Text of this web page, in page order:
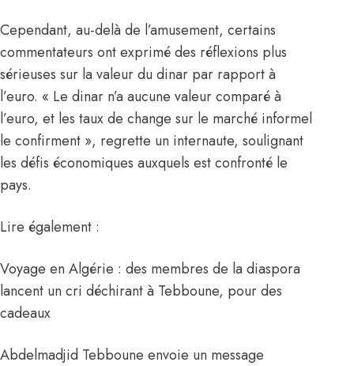
Cependant, au-delà de l’amusement, certains
commentateurs ont exprimé des réflexions plus
sérieuses sur la valeur du dinar par rapport à
l’euro. « Le dinar n’a aucune valeur comparé à
l’euro, et les taux de change sur le marché informel
le confirment », regrette un internaute, soulignant
les défis économiques auxquels est confronté le
pays.
Lire également :
Voyage en Algérie : des membres de la diaspora
lancent un cri déchirant à Tebboune, pour des
cadeaux
Abdelmadjid Tebboune envoie un message